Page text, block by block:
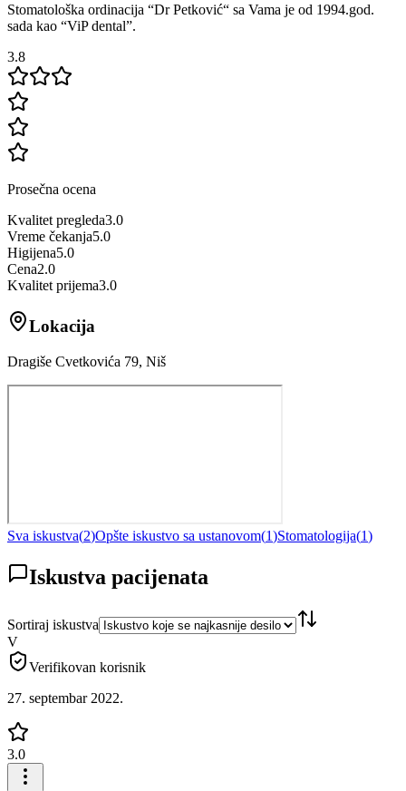
Stomatološka ordinacija “Dr Petković“ sa Vama je od 1994.god.
sada kao “ViP dental”.
3.8
Prosečna ocena
Kvalitet pregleda3.0
Vreme čekanja5.0
Higijena5.0
Cena2.0
Kvalitet prijema3.0
Lokacija
Dragiše Cvetkovića 79, Niš
Sva iskustva(2)Opšte iskustvo sa ustanovom(1)Stomatologija(1)
Iskustva pacijenata
Sortiraj iskustva
V
Verifikovan korisnik
27. septembar 2022.
3.0